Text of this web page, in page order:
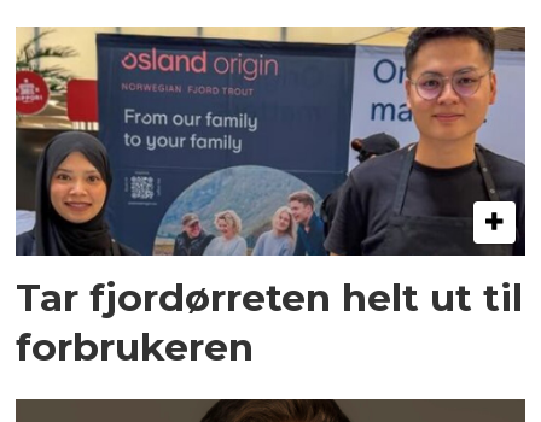
Tar fjordørreten helt ut til
forbrukeren